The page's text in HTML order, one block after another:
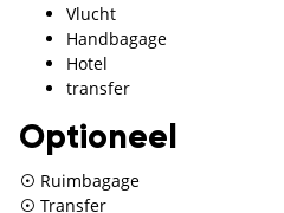
Vlucht
Handbagage
Hotel
transfer
Optioneel
Ruimbagage
Transfer